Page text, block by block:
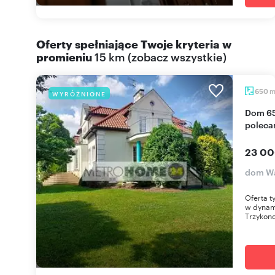
Oferty spełniające Twoje kryteria w
promieniu15 km (zobacz wszystkie)
WYRÓŻNIONE 650 m
Dom 650 m² w Wilanowie z ogrodem i sauną -
23
dom
Oferta
w